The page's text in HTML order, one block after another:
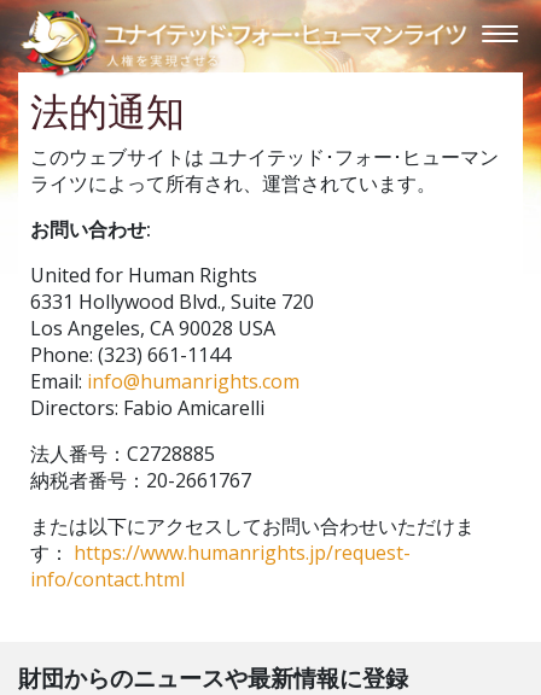
法的通知
このウェブサイトは ユナイテッド･フォー･ヒューマン
ライツによって所有され、運営されています。
お問い合わせ:
United for Human Rights
6331 Hollywood Blvd., Suite 720
Los Angeles, CA 90028 USA
Phone: (323) 661-1144
Email: info@humanrights.com
Directors: Fabio Amicarelli
法人番号：C2728885
納税者番号：20-2661767
または以下にアクセスしてお問い合わせいただけま
す： https://www.humanrights.jp/request-
info/contact.html
財団からのニュースや最新情報に登録